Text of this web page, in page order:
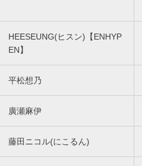
HEESEUNG(ヒスン)【ENHYP
EN】
平松想乃
廣瀬麻伊
藤田ニコル(にこるん)